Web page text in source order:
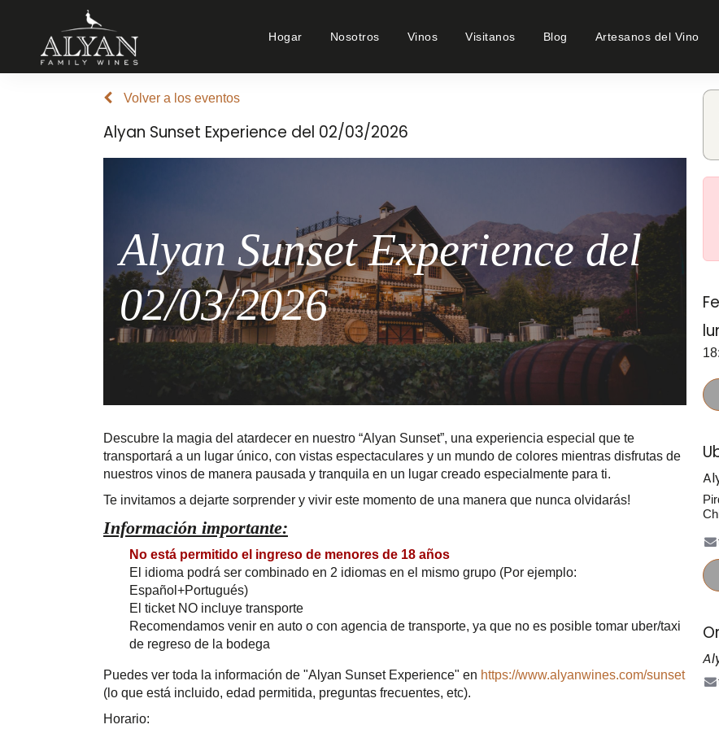
Hogar Nosotros Vinos Visitanos Blog Artesanos del Vino
Volver a los eventos
Alyan Sunset Experience del 02/03/2026
Alyan Sunset Experience del
02/03/2026
Descubre la magia del atardecer en nuestro “Alyan Sunset”, una experiencia especial que te
transportará a un lugar único, con vistas espectaculares y un mundo de colores mientras disfrutas de
nuestros vinos de manera pausada y tranquila en un lugar creado especialmente para ti.
Te invitamos a dejarte sorprender y vivir este momento de una manera que nunca olvidarás!
Información importante:
No está permitido el ingreso de menores de 18 años
El idioma podrá ser combinado en 2 idiomas en el mismo grupo (Por ejemplo:
Español+Portugués)
El ticket NO incluye transporte
Recomendamos venir en auto o con agencia de transporte, ya que no es posible tomar uber/taxi
de regreso de la bodega
Puedes ver toda la información de "Alyan Sunset Experience" en https://www.alyanwines.com/sunset
(lo que está incluido, edad permitida, preguntas frecuentes, etc).
Horario: